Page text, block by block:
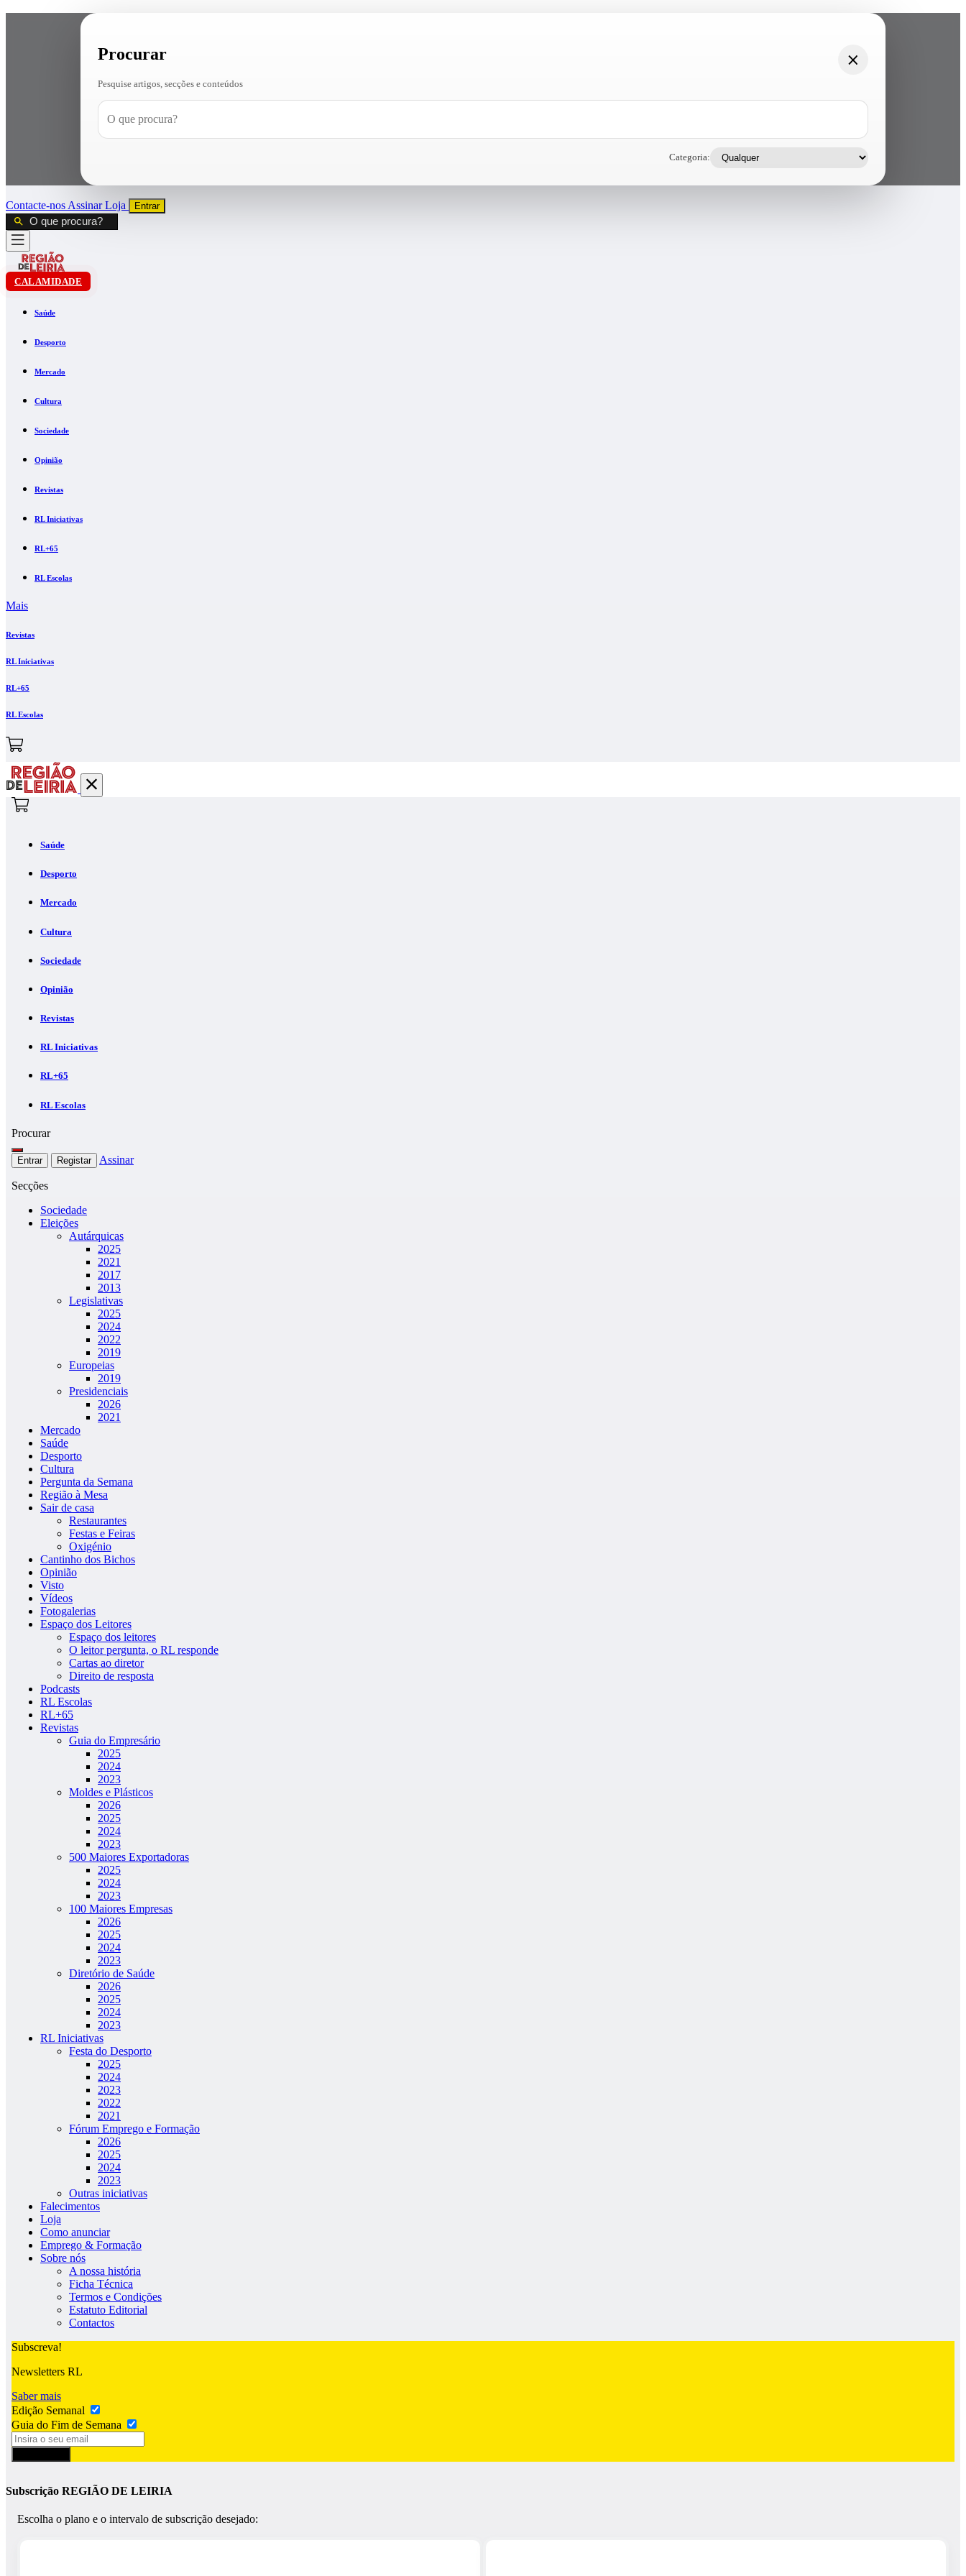
Procurar
Pesquise artigos, secções e conteúdos
Categoria:
Contacte-nos AssinarLoja Entrar
CALAMIDADE
Saúde
Desporto
Mercado
Cultura
Sociedade
Opinião
Revistas
RL Iniciativas
RL+65
RL Escolas
Mais
Revistas
RL Iniciativas
RL+65
RL Escolas
Saúde
Desporto
Mercado
Cultura
Sociedade
Opinião
Revistas
RL Iniciativas
RL+65
RL Escolas
Procurar
Entrar Registar Assinar
Secções
Sociedade
Eleições
Autárquicas
2025
2021
2017
2013
Legislativas
2025
2024
2022
2019
Europeias
2019
Presidenciais
2026
2021
Mercado
Saúde
Desporto
Cultura
Pergunta da Semana
Região à Mesa
Sair de casa
Restaurantes
Festas e Feiras
Oxigénio
Cantinho dos Bichos
Opinião
Visto
Vídeos
Fotogalerias
Espaço dos Leitores
Espaço dos leitores
O leitor pergunta, o RL responde
Cartas ao diretor
Direito de resposta
Podcasts
RL Escolas
RL+65
Revistas
Guia do Empresário
2025
2024
2023
Moldes e Plásticos
2026
2025
2024
2023
500 Maiores Exportadoras
2025
2024
2023
100 Maiores Empresas
2026
2025
2024
2023
Diretório de Saúde
2026
2025
2024
2023
RL Iniciativas
Festa do Desporto
2025
2024
2023
2022
2021
Fórum Emprego e Formação
2026
2025
2024
2023
Outras iniciativas
Falecimentos
Loja
Como anunciar
Emprego & Formação
Sobre nós
A nossa história
Ficha Técnica
Termos e Condições
Estatuto Editorial
Contactos
Subscreva!
Newsletters RL
Saber mais
Edição Semanal
Guia do Fim de Semana
Subscrição REGIÃO DE LEIRIA
Escolha o plano e o intervalo de subscrição desejado: